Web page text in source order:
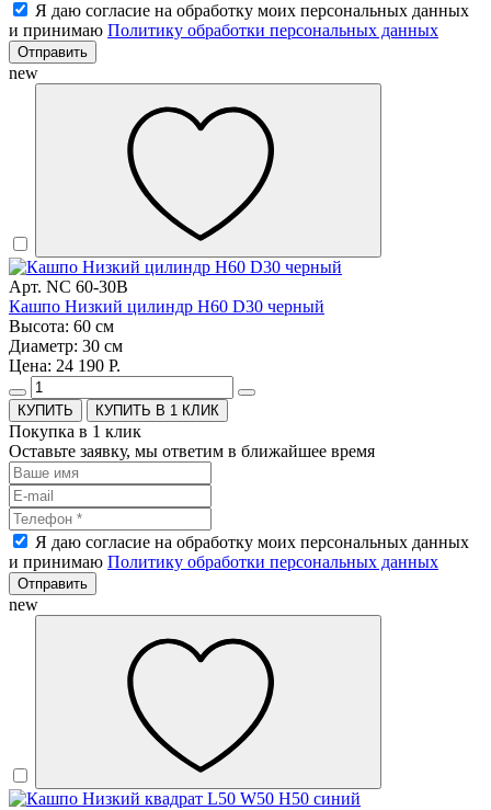
Я даю согласие на обработку моих персональных данных
и принимаю Политику обработки персональных данных
Отправить
new
Арт. NC 60-30B
Кашпо Низкий цилиндр H60 D30 черный
Высота: 60 см
Диаметр: 30 см
Цена: 24 190 Р.
КУПИТЬ В 1 КЛИК
Покупка в 1 клик
Оставьте заявку, мы ответим в ближайшее время
Я даю согласие на обработку моих персональных данных
и принимаю Политику обработки персональных данных
Отправить
new